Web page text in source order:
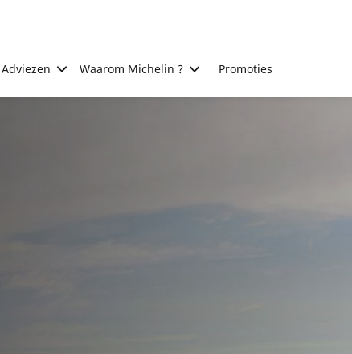
Adviezen Waarom Michelin ? Promoties